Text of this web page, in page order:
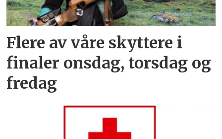
Flere av våre skyttere i
finaler onsdag, torsdag og
fredag